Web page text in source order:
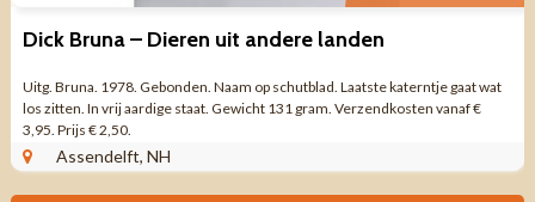
Dick Bruna – Dieren uit andere landen
Uitg. Bruna. 1978. Gebonden. Naam op schutblad. Laatste katerntje gaat wat
los zitten. In vrij aardige staat. Gewicht 131 gram. Verzendkosten vanaf €
3,95. Prijs € 2,50.
Assendelft, NH